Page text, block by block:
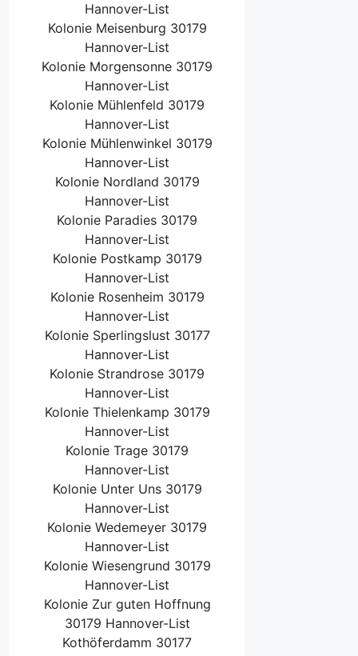
Hannover-List
Kolonie Meisenburg 30179
Hannover-List
Kolonie Morgensonne 30179
Hannover-List
Kolonie Mühlenfeld 30179
Hannover-List
Kolonie Mühlenwinkel 30179
Hannover-List
Kolonie Nordland 30179
Hannover-List
Kolonie Paradies 30179
Hannover-List
Kolonie Postkamp 30179
Hannover-List
Kolonie Rosenheim 30179
Hannover-List
Kolonie Sperlingslust 30177
Hannover-List
Kolonie Strandrose 30179
Hannover-List
Kolonie Thielenkamp 30179
Hannover-List
Kolonie Trage 30179
Hannover-List
Kolonie Unter Uns 30179
Hannover-List
Kolonie Wedemeyer 30179
Hannover-List
Kolonie Wiesengrund 30179
Hannover-List
Kolonie Zur guten Hoffnung
30179 Hannover-List
Kothöferdamm 30177